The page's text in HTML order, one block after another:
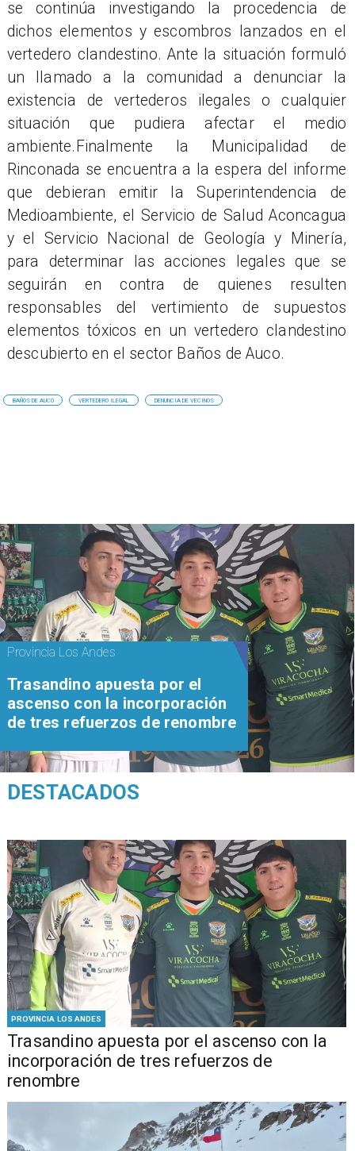
se continúa investigando la procedencia de
dichos elementos y escombros lanzados en el
vertedero clandestino. Ante la situación formuló
un llamado a la comunidad a denunciar la
existencia de vertederos ilegales o cualquier
situación que pudiera afectar el medio
ambiente.Finalmente la Municipalidad de
Rinconada se encuentra a la espera del informe
que debieran emitir la Superintendencia de
Medioambiente, el Servicio de Salud Aconcagua
y el Servicio Nacional de Geología y Minería,
para determinar las acciones legales que se
seguirán en contra de quienes resulten
responsables del vertimiento de supuestos
elementos tóxicos en un vertedero clandestino
descubierto en el sector Baños de Auco.
BAÑOS DE AUCO VERTEDERO ILEGAL DENUNCIA DE VECINOS
PROVINCIA LOS ANDES
Trasandino apuesta por el ascenso con la
incorporación de tres refuerzos de
renombre
Provincia Los Andes
Trasandino apuesta por el
ascenso con la incorporación
de tres refuerzos de renombre
DESTACADOS